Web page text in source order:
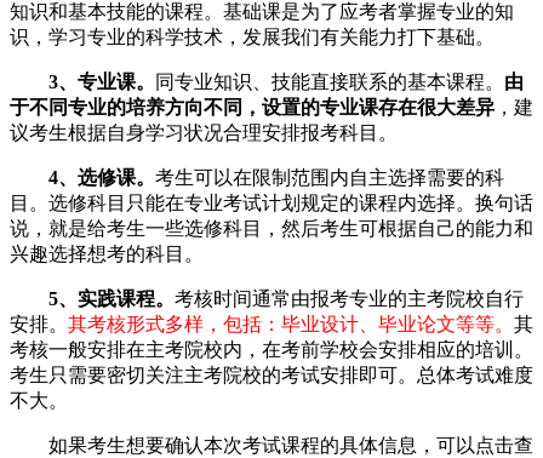
知识和基本技能的课程。基础课是为了应考者掌握专业的知
识，学习专业的科学技术，发展我们有关能力打下基础。
3、专业课。 同专业知识、技能直接联系的基本课程。 由
于不同专业的培养方向不同，设置的专业课存在很大差异 ，建
议考生根据自身学习状况合理安排报考科目。
4、选修课。 考生可以在限制范围内自主选择需要的科
目。选修科目只能在专业考试计划规定的课程内选择。换句话
说，就是给考生一些选修科目，然后考生可根据自己的能力和
兴趣选择想考的科目。
5、实践课程。 考核时间通常由报考专业的主考院校自行
安排。 其考核形式多样，包括：毕业设计、毕业论文等等。 其
考核一般安排在主考院校内，在考前学校会安排相应的培训。
考生只需要密切关注主考院校的考试安排即可。总体考试难度
不大。
如果考生想要确认本次考试课程的具体信息，可以点击查